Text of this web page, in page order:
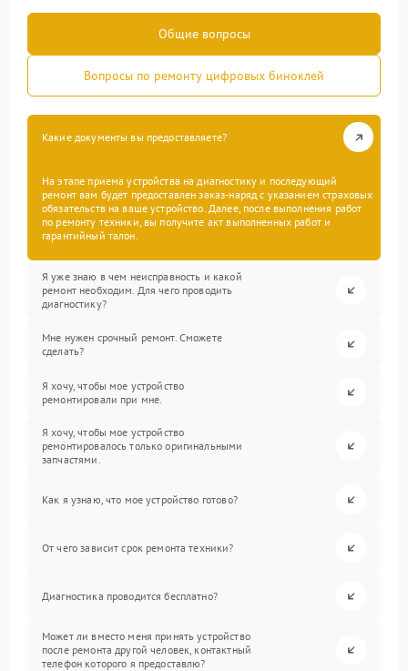
Общие вопросы
Вопросы по ремонту цифровых биноклей
Какие документы вы предоставляете?
На этапе приема устройства на диагностику и последующий
ремонт вам будет предоставлен заказ-наряд с указанием страховых
обязательств на ваше устройство. Далее, после выполнения работ
по ремонту техники, вы получите акт выполненных работ и
гарантийный талон.
Я уже знаю в чем неисправность и какой
ремонт необходим. Для чего проводить
диагностику?
Мне нужен срочный ремонт. Сможете
сделать?
Я хочу, чтобы мое устройство
ремонтировали при мне.
Я хочу, чтобы мое устройство
ремонтировалось только оригинальными
запчастями.
Как я узнаю, что мое устройство готово?
От чего зависит срок ремонта техники?
Диагностика проводится бесплатно?
Может ли вместо меня принять устройство
после ремонта другой человек, контактный
телефон которого я предоставлю?